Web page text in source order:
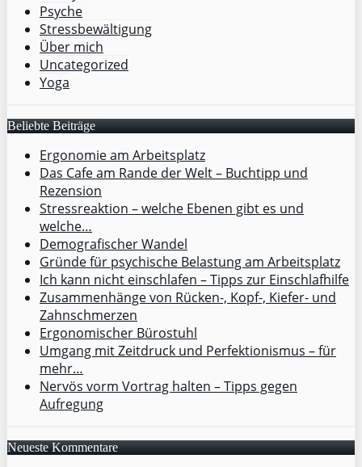
Psyche
Stressbewältigung
Über mich
Uncategorized
Yoga
Beliebte Beiträge
Ergonomie am Arbeitsplatz
Das Cafe am Rande der Welt – Buchtipp und
Rezension
Stressreaktion – welche Ebenen gibt es und
welche…
Demografischer Wandel
Gründe für psychische Belastung am Arbeitsplatz
Ich kann nicht einschlafen – Tipps zur Einschlafhilfe
Zusammenhänge von Rücken-, Kopf-, Kiefer- und
Zahnschmerzen
Ergonomischer Bürostuhl
Umgang mit Zeitdruck und Perfektionismus – für
mehr…
Nervös vorm Vortrag halten – Tipps gegen
Aufregung
Neueste Kommentare